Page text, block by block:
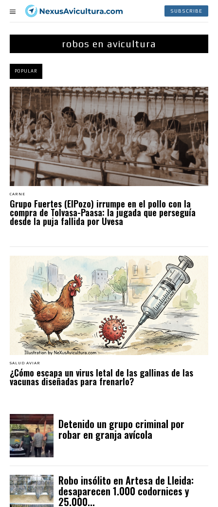
SUBSCRIBE
robos en avicultura
POPULAR
CARNE
Grupo Fuertes (ElPozo) irrumpe en el pollo con la
compra de Tolvasa-Paasa: la jugada que perseguía
desde la puja fallida por Uvesa
SALUD AVIAR
¿Cómo escapa un virus letal de las gallinas de las
vacunas diseñadas para frenarlo?
Detenido un grupo criminal por
robar en granja avícola
Robo insólito en Artesa de Lleida:
desaparecen 1.000 codornices y
25.000...